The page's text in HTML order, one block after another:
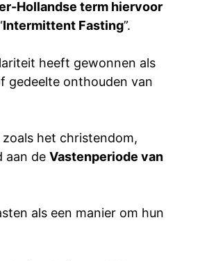
Hollandse term hiervoor
Intermittent Fasting”.
heeft gewonnen als
gedeelte onthouden van
het christendom,
aan de Vastenperiode van
als een manier om hun